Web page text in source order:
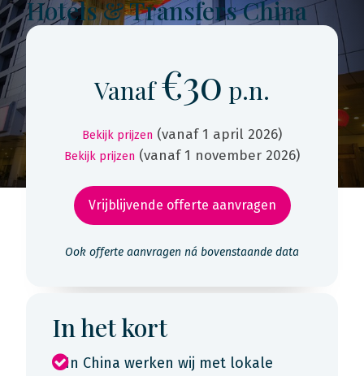
Hotels & Transfers China
Vanaf€30 p.n.
Bekijk prijzen (vanaf 1 april 2026)
Bekijk prijzen (vanaf 1 november 2026)
Vrijblijvende offerte aanvragen
Ook offerte aanvragen ná bovenstaande data
In het kort
In China werken wij met lokale